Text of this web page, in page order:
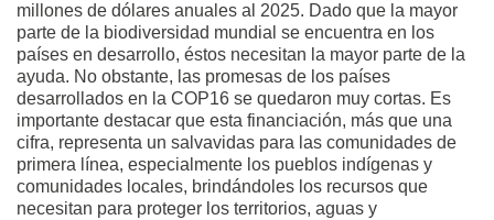
millones de dólares anuales al 2025. Dado que la mayor
parte de la biodiversidad mundial se encuentra en los
países en desarrollo, éstos necesitan la mayor parte de la
ayuda. No obstante, las promesas de los países
desarrollados en la COP16 se quedaron muy cortas. Es
importante destacar que esta financiación, más que una
cifra, representa un salvavidas para las comunidades de
primera línea, especialmente los pueblos indígenas y
comunidades locales, brindándoles los recursos que
necesitan para proteger los territorios, aguas y